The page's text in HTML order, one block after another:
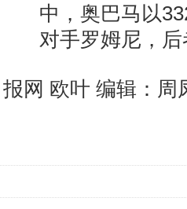
中，奥巴马以
对手罗姆尼，
报网 欧叶 编辑：周